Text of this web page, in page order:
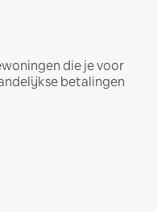
die je voor
betalingen